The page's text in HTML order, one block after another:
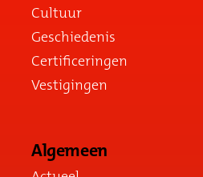
Cultuur
Geschiedenis
Certificeringen
Vestigingen
Algemeen